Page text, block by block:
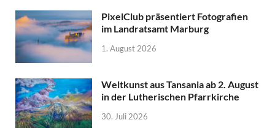
PixelClub präsentiert Fotografien
im Landratsamt Marburg
1. August 2026
Weltkunst aus Tansania ab 2. August
in der Lutherischen Pfarrkirche
30. Juli 2026